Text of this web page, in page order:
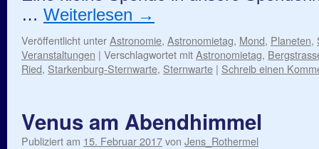
… Weiterlesen →
Veröffentlicht unterAstronomie, Astronomietag, Mond, Planeten,
Veranstaltungen | Verschlagwortet mitAstronomietag,
Ried, Starkenburg-Sternwarte, Sternwarte | Schreib einen
Venus am Abendhimmel
Publiziert am 15. Februar 2017von Jens_Rothermel